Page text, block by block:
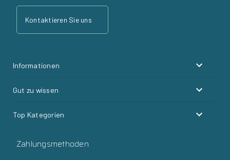
Kontaktieren Sie uns
Informationen
Gut zu wissen
Top Kategorien
Zahlungsmethoden